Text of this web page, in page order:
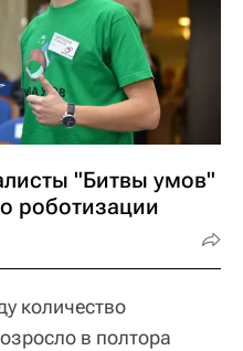
"Битвы умов"
роботизации
количество
в полтора